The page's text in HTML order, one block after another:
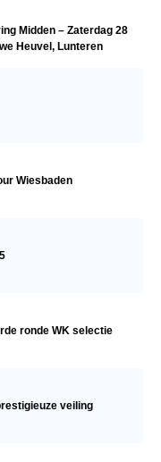
Midden – Zaterdag 28
Heuvel, Lunteren
Wiesbaden
ronde WK selectie
veiling